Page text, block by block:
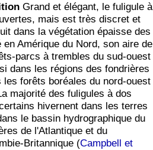
Grand et élégant, le fuligule à
mais est très discret et
dans la végétation épaisse des
Amérique du Nord, son aire de
parcs à trembles du sud-ouest
dans les régions des fondrières
forêts boréales du nord-ouest
majorité des fuligules à dos
hivernent dans les terres
le bassin hydrographique du
de l'Atlantique et du
Britannique (Campbell et